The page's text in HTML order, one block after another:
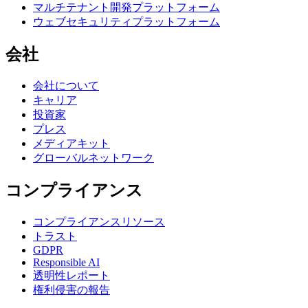
マルチテナント開発プラットフォーム
ウェブセキュリティプラットフォーム
会社
会社について
キャリア
投資家
プレス
メディアキット
グローバルネットワーク
コンプライアンス
コンプライアンスリソース
トラスト
GDPR
Responsible AI
透明性レポート
権利侵害の報告